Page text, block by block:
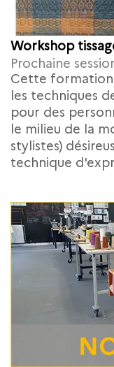
Workshop
Prochaine
Cette
les techniques
pour des
le milieu de la
stylistes)
technique